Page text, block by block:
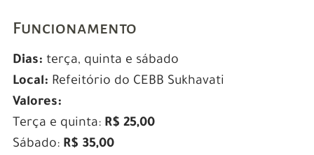
Funcionamento
Dias: terça, quinta e sábado
Local: Refeitório do CEBB Sukhavati
Valores:
Terça e quinta: R$ 25,00
Sábado: R$ 35,00